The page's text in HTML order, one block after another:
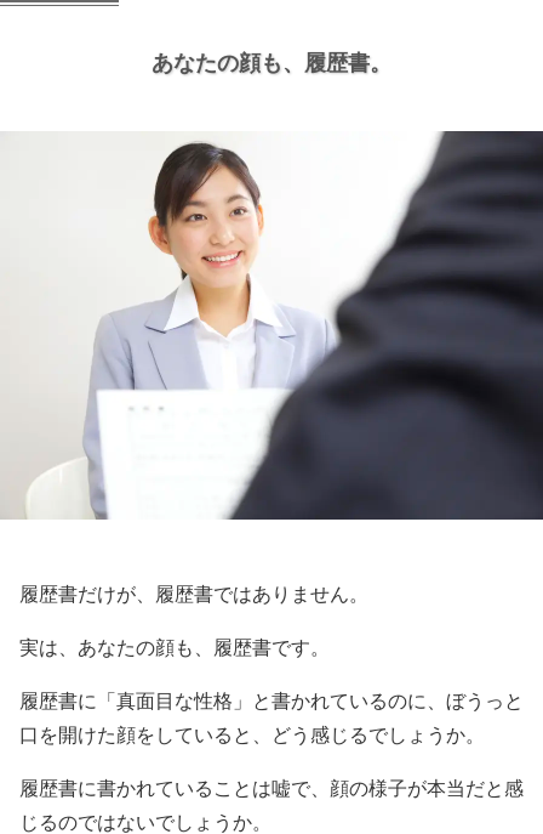
あなたの顔も、 履歴書。
履歴書だけが、履歴書ではありません。
実は、あなたの顔も、履歴書です。
履歴書に「真面目な性格」と書かれているのに、ぼうっと
口を開けた顔をしていると、どう感じるでしょうか。
履歴書に書かれていることは嘘で、顔の様子が本当だと感
じるのではないでしょうか。